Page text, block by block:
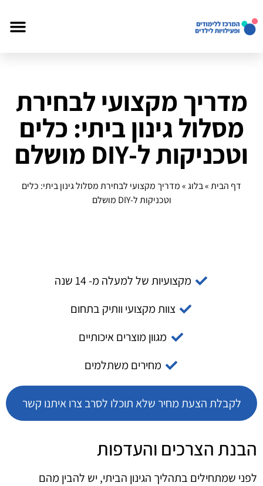
מדריך מקצועי לבחירת
מסלול גינון ביתי: כלים
וטכניקות ל-DIY מושלם
דף הבית»בלוג»מדריך מקצועי לבחירת מסלול גינון ביתי: כלים
וטכניקות ל-DIY מושלם
מקצועיות של למעלה מ- 14 שנה
צוות מקצועי וותיק בתחום
מגוון מוצרים איכותיים
מחירים משתלמים
לקבלת הצעת מחיר שלא תוכלו לסרב צרו איתנו קשר
הבנת הצרכים והעדפות
לפני שמתחילים בתהליך הגינון הביתי, יש להבין מהם